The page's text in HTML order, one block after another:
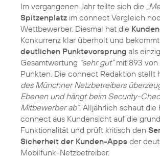
Im vergangenen Jahr teilte sich die
Spitzenplatz im connect Vergleich
Wettbewerber. Diesmal hat die
Konkurrenz klar überholt und
deutlichen Punktevorsprung als
Gesamtwertung “sehr gut”mit 893 von
Punkten. Die connect Redaktion stellt
des Münchner Netzbetreibers
Ebenen und hängt beim Security-
Mitbewerber ab“. Alljährlich schaut die
connect aus Kundensicht auf die
Funktionalität und prüft kritisch den
Sicherheit der Kunden-Apps der
Mobilfunk-Netzbetreiber.